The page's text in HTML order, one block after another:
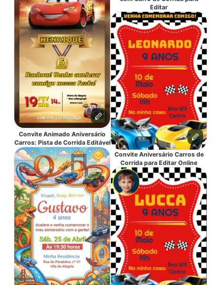
Convite Animado Aniversário
Carros: Pista de Corrida Editável
Editar
Convite Aniversário Carros de
Corrida para Editar Online